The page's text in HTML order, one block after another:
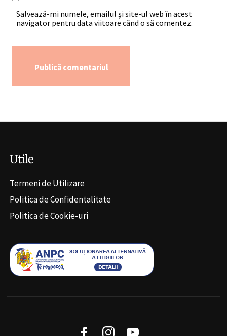
Salvează-mi numele, emailul și site-ul web în acest
navigator pentru data viitoare când o să comentez.
Utile
Termeni de Utilizare
Politica de Confidentalitate
Politica de Cookie-uri